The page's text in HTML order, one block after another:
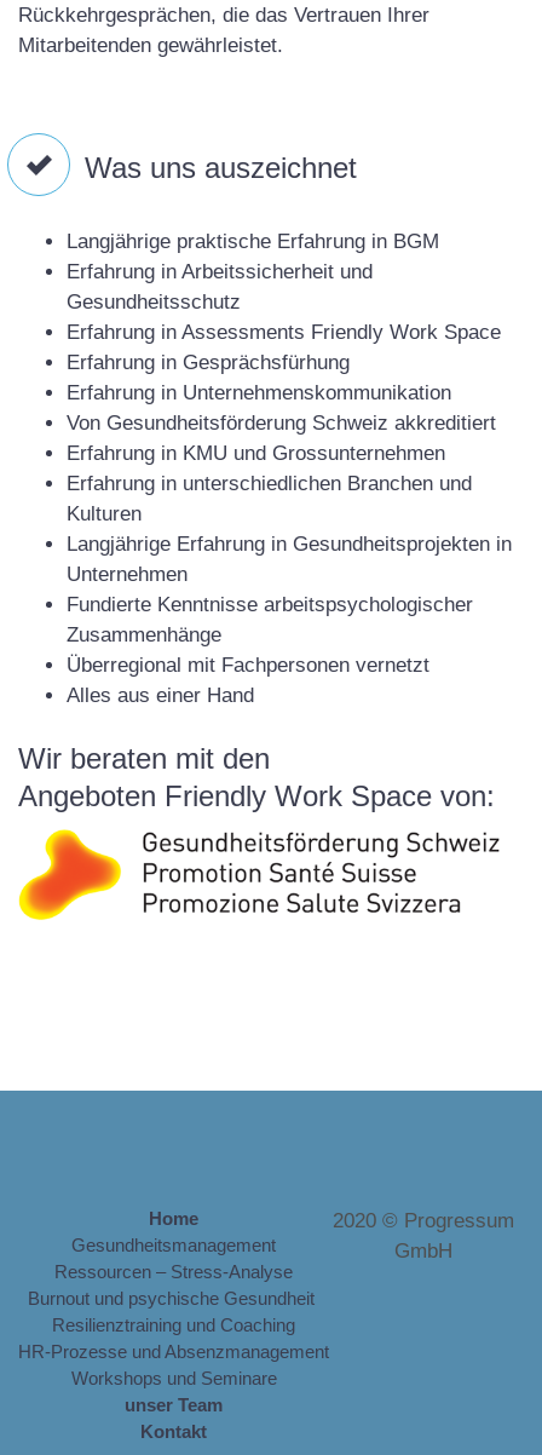
Rückkehrgesprächen, die das Vertrauen Ihrer
Mitarbeitenden gewährleistet.
 Was uns auszeichnet
Langjährige praktische Erfahrung in BGM
Erfahrung in Arbeitssicherheit und
Gesundheitsschutz
Erfahrung in Assessments Friendly Work Space
Erfahrung in Gesprächsfürhung
Erfahrung in Unternehmenskommunikation
Von Gesundheitsförderung Schweiz akkreditiert
Erfahrung in KMU und Grossunternehmen
Erfahrung in unterschiedlichen Branchen und
Kulturen
Langjährige Erfahrung in Gesundheitsprojekten in
Unternehmen
Fundierte Kenntnisse arbeitspsychologischer
Zusammenhänge
Überregional mit Fachpersonen vernetzt
Alles aus einer Hand
Wir beraten mit den
Angeboten Friendly Work Space von:
Home
Gesundheitsmanagement
Ressourcen – Stress-Analyse
Burnout und psychische Gesundheit
Resilienztraining und Coaching
HR-Prozesse und Absenzmanagement
Workshops und Seminare
unser Team
Kontakt
2020 © Progressum
GmbH